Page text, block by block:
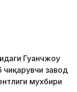
Гуанчжоу
чиқарувчи завод
мухбири